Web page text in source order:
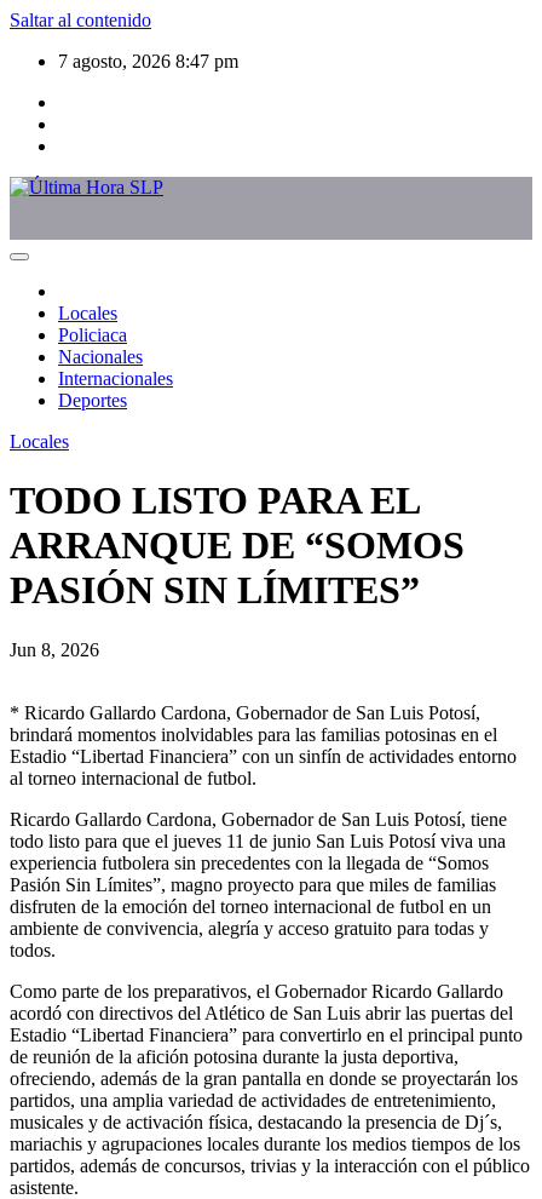
Saltar al contenido
7 agosto, 2026 8:47 pm
Locales
Policiaca
Nacionales
Internacionales
Deportes
Locales
TODO LISTO PARA EL
ARRANQUE DE “SOMOS
PASIÓN SIN LÍMITES”
Jun 8, 2026
* Ricardo Gallardo Cardona, Gobernador de San Luis Potosí,
brindará momentos inolvidables para las familias potosinas en el
Estadio “Libertad Financiera” con un sinfín de actividades entorno
al torneo internacional de futbol.
Ricardo Gallardo Cardona, Gobernador de San Luis Potosí, tiene
todo listo para que el jueves 11 de junio San Luis Potosí viva una
experiencia futbolera sin precedentes con la llegada de “Somos
Pasión Sin Límites”, magno proyecto para que miles de familias
disfruten de la emoción del torneo internacional de futbol en un
ambiente de convivencia, alegría y acceso gratuito para todas y
todos.
Como parte de los preparativos, el Gobernador Ricardo Gallardo
acordó con directivos del Atlético de San Luis abrir las puertas del
Estadio “Libertad Financiera” para convertirlo en el principal punto
de reunión de la afición potosina durante la justa deportiva,
ofreciendo, además de la gran pantalla en donde se proyectarán los
partidos, una amplia variedad de actividades de entretenimiento,
musicales y de activación física, destacando la presencia de Dj´s,
mariachis y agrupaciones locales durante los medios tiempos de los
partidos, además de concursos, trivias y la interacción con el público
asistente.